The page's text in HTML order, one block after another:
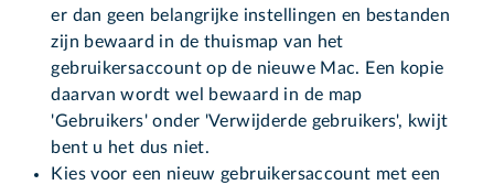
er dan geen belangrijke instellingen en bestanden
zijn bewaard in de thuismap van het
gebruikersaccount op de nieuwe Mac. Een kopie
daarvan wordt wel bewaard in de map
'Gebruikers' onder 'Verwijderde gebruikers', kwijt
bent u het dus niet.
Kies voor een nieuw gebruikersaccount met een